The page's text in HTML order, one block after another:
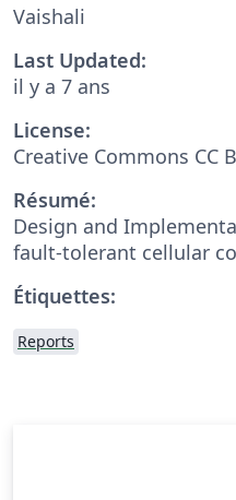
Vaishali
Last Updated:
il y a 7 ans
License:
Creative Commons CC
Résumé:
Design and
fault-tolerant cellular
Étiquettes:
Reports